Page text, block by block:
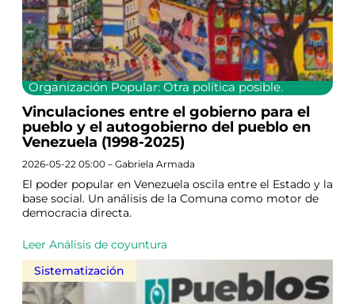
Organización Popular: Otra política posible.
Vinculaciones entre el gobierno para el
pueblo y el autogobierno del pueblo en
Venezuela (1998-2025)
2026-05-22 05:00 – Gabriela Armada
El poder popular en Venezuela oscila entre el Estado y la
base social. Un análisis de la Comuna como motor de
democracia directa.
Leer Análisis de coyuntura
Sistematización